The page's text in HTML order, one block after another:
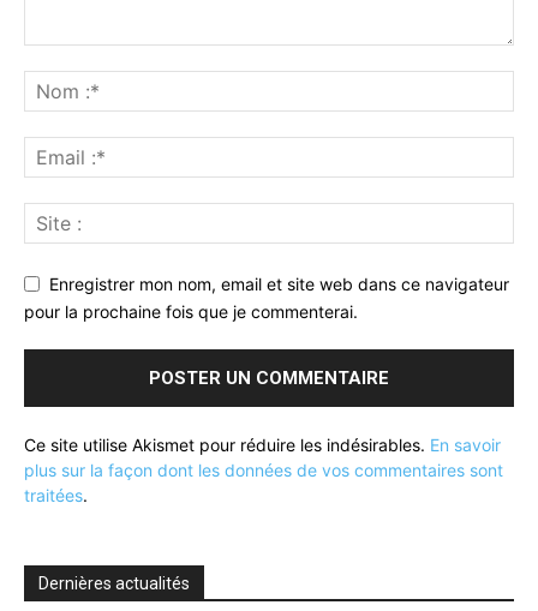
Enregistrer mon nom, email et site web dans ce navigateur
pour la prochaine fois que je commenterai.
Ce site utilise Akismet pour réduire les indésirables. En savoir
plus sur la façon dont les données de vos commentaires sont
traitées.
Dernières actualités